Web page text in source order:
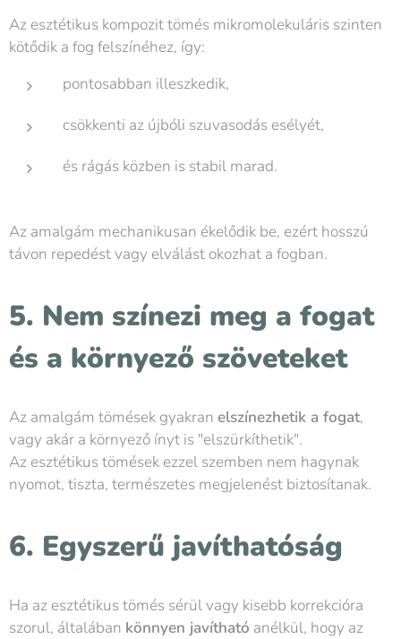
Az esztétikus kompozit tömés mikromolekuláris szinten
kötődik a fog felszínéhez, így:
pontosabban illeszkedik,
csökkenti az újbóli szuvasodás esélyét,
és rágás közben is stabil marad.
Az amalgám mechanikusan ékelődik be, ezért hosszú
távon repedést vagy elválást okozhat a fogban.
5. Nem színezi meg a fogat
és a környező szöveteket
Az amalgám tömések gyakran elszínezhetik a fogat,
vagy akár a környező ínyt is "elszürkíthetik".
Az esztétikus tömések ezzel szemben nem hagynak
nyomot, tiszta, természetes megjelenést biztosítanak.
6. Egyszerű javíthatóság
Ha az esztétikus tömés sérül vagy kisebb korrekcióra
szorul, általában könnyen javítható anélkül, hogy az